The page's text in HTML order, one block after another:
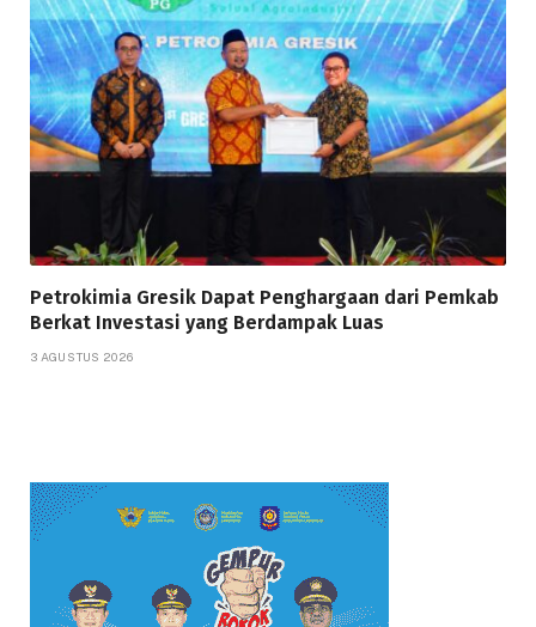
Petrokimia Gresik Dapat Penghargaan dari Pemkab
Berkat Investasi yang Berdampak Luas
3 AGUSTUS 2026